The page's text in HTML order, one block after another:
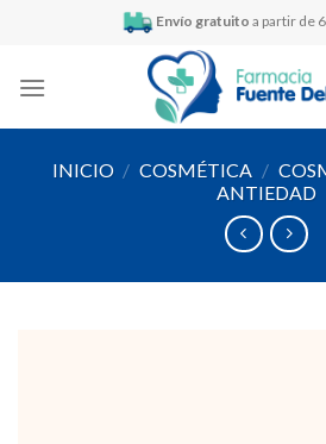
Envío gratuito a partir de
INICIO / COSMÉTICA /
ANTIEDAD